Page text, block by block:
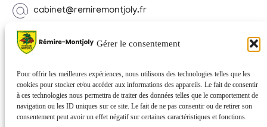
Gérer le consentement
Pour offrir les meilleures expériences, nous utilisons des technologies telles que les
cookies pour stocker et/ou accéder aux informations des appareils. Le fait de consentir
à ces technologies nous permettra de traiter des données telles que le comportement de
navigation ou les ID uniques sur ce site. Le fait de ne pas consentir ou de retirer son
consentement peut avoir un effet négatif sur certaines caractéristiques et fonctions.
cabinet@remiremontjoly.fr
Newsletter
nouvelles de votre commune.